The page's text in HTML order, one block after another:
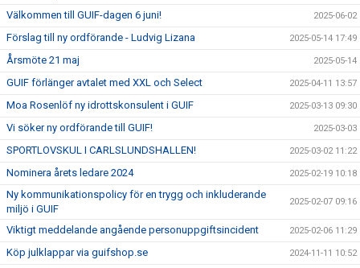
Välkommen till GUIF-dagen 6 juni! 2025-06-02
Förslag till ny ordförande - Ludvig Lizana 2025-05-14 17:49
Årsmöte 21 maj 2025-05-14
GUIF förlänger avtalet med XXL och Select 2025-04-11 13:57
Moa Rosenlöf ny idrottskonsulent i GUIF 2025-03-13 09:30
Vi söker ny ordförande till GUIF! 2025-03-03
SPORTLOVSKUL I CARLSLUNDSHALLEN! 2025-03-02 11:22
Nominera årets ledare 2024 2025-02-19 10:18
Ny kommunikationspolicy för en trygg och inkluderande
miljö i GUIF
2025-02-07 09:16
Viktigt meddelande angående personuppgiftsincident 2025-02-06 11:29
Köp julklappar via guifshop.se 2024-11-11 10:52